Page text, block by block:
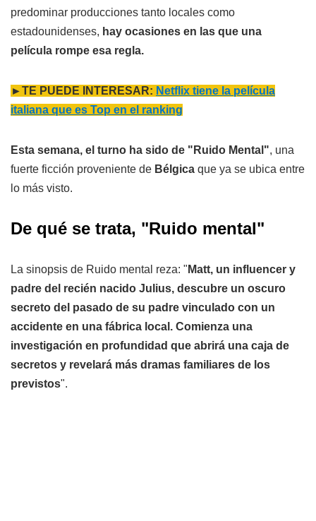
predominar producciones tanto locales como
estadounidenses, hay ocasiones en las que una
película rompe esa regla.
►TE PUEDE INTERESAR: Netflix tiene la película
italiana que es Top en el ranking
Esta semana, el turno ha sido de "Ruido Mental", una
fuerte ficción proveniente de Bélgica que ya se ubica entre
lo más visto.
De qué se trata, "Ruido mental"
La sinopsis de Ruido mental reza: " Matt, un influencer y
padre del recién nacido Julius, descubre un oscuro
secreto del pasado de su padre vinculado con un
accidente en una fábrica local. Comienza una
investigación en profundidad que abrirá una caja de
secretos y revelará más dramas familiares de los
previstos".